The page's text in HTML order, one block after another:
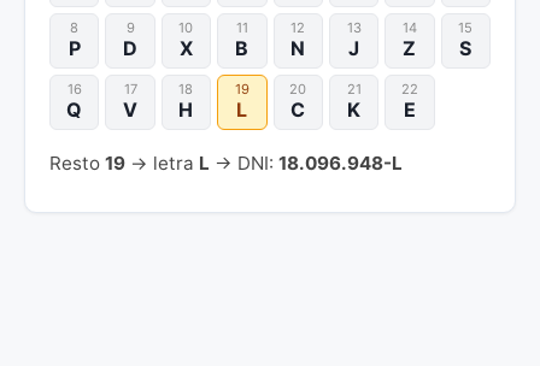
8
P
9
D
10
X
11
B
12
N
13
J
14
Z
15
S
16
Q
17
V
18
H
19
L
20
C
21
K
22
E
Resto 19 → letra L → DNI: 18.096.948-L